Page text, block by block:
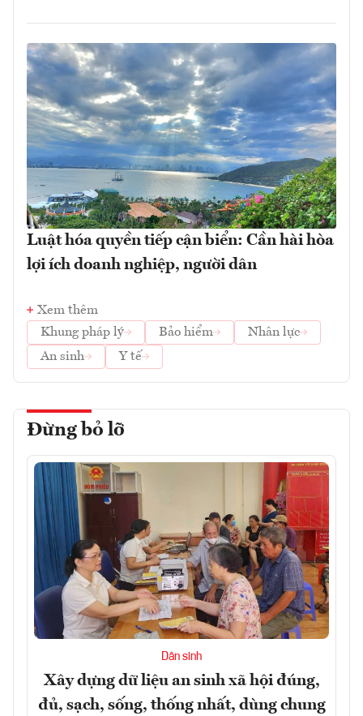
Luật hóa quyền tiếp cận biển: Cần hài hòa
lợi ích doanh nghiệp, người dân
Xem thêm
Khung pháp lý
Bảo hiểm
Nhân lực
An sinh
Y tế
Đừng bỏ lỡ
Dân sinh
Xây dựng dữ liệu an sinh xã hội đúng,
đủ, sạch, sống, thống nhất, dùng chung